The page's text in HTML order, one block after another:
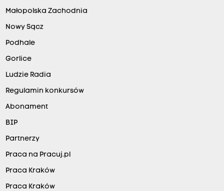
Małopolska Zachodnia
Nowy Sącz
Podhale
Gorlice
Ludzie Radia
Regulamin konkursów
Abonament
BIP
Partnerzy
Praca na Pracuj.pl
Praca Kraków
Praca Kraków